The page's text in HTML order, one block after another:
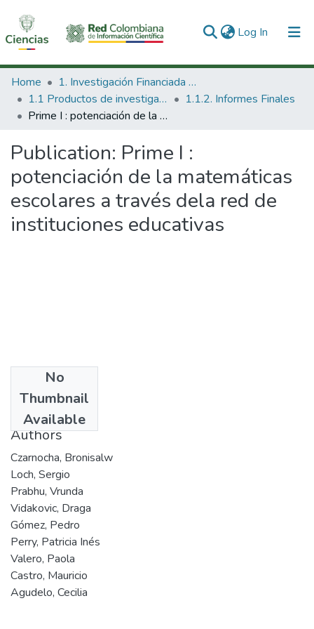
Log In (current)
Communities & Collections
All of DSpace
Home
1. Investigación Financiada con Recursos Públicos
1.1 Productos de investigación
1.1.2. Informes Finales
Prime I : potenciación de la matemáticas escolares a través dela red de instituciones educativas
Publication: Prime I :
potenciación de la matemáticas
escolares a través dela red de
instituciones educativas
No
Thumbnail
Available
1998
Authors
Czarnocha, Bronisalw
Loch, Sergio
Prabhu, Vrunda
Vidakovic, Draga
Gómez, Pedro
Perry, Patricia Inés
Valero, Paola
Castro, Mauricio
Agudelo, Cecilia